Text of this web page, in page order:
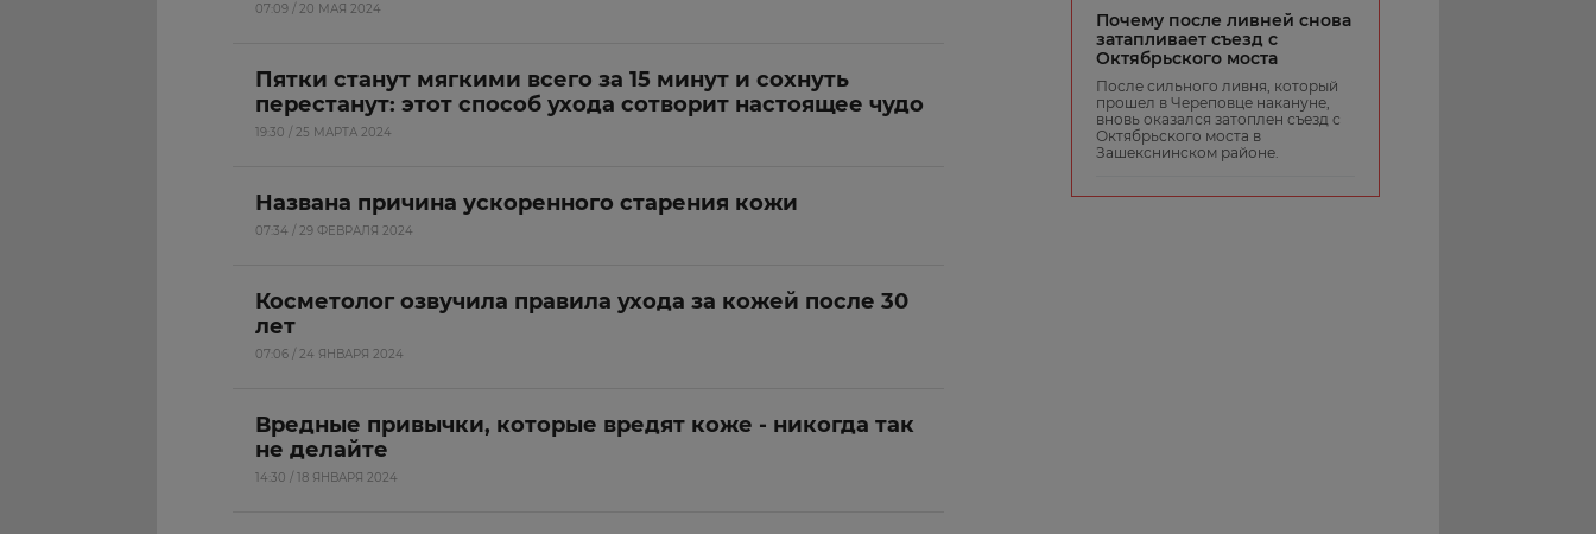
07:09 / 20 МАЯ 2024
Пятки станут мягкими всего за 15 минут и сохнуть
перестанут: этот способ ухода сотворит настоящее чудо
19:30 / 25 МАРТА 2024
Названа причина ускоренного старения кожи
07:34 / 29 ФЕВРАЛЯ 2024
Косметолог озвучила правила ухода за кожей после 30
лет
07:06 / 24 ЯНВАРЯ 2024
Вредные привычки, которые вредят коже - никогда так
не делайте
14:30 / 18 ЯНВАРЯ 2024
Почему после ливней снова
затапливает съезд с
Октябрьского моста
После сильного ливня, который
прошел в Череповце накануне,
вновь оказался затоплен съезд с
Октябрьского моста в
Зашекснинском районе.